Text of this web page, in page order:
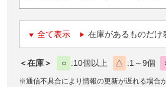
全て表示 在庫があるものだけ
＜在庫＞ ○ 10個以上 △ 1～9個
※通信不具合により情報の更新が遅れる場合